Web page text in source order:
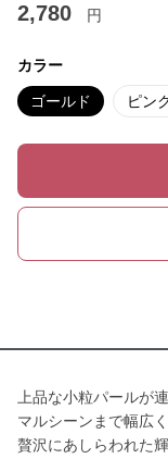
2,780 円
カラー
ゴールド ピン
上品な小粒パールが
マルシーンまで幅広く
贅沢にあしらわれた